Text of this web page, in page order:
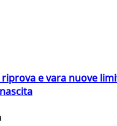
e vara nuove